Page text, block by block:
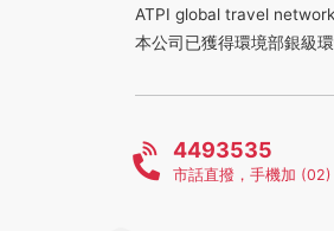
ATPI global travel
本公司已獲得環境部銀級
4493535
市話直撥，手機加 (02)